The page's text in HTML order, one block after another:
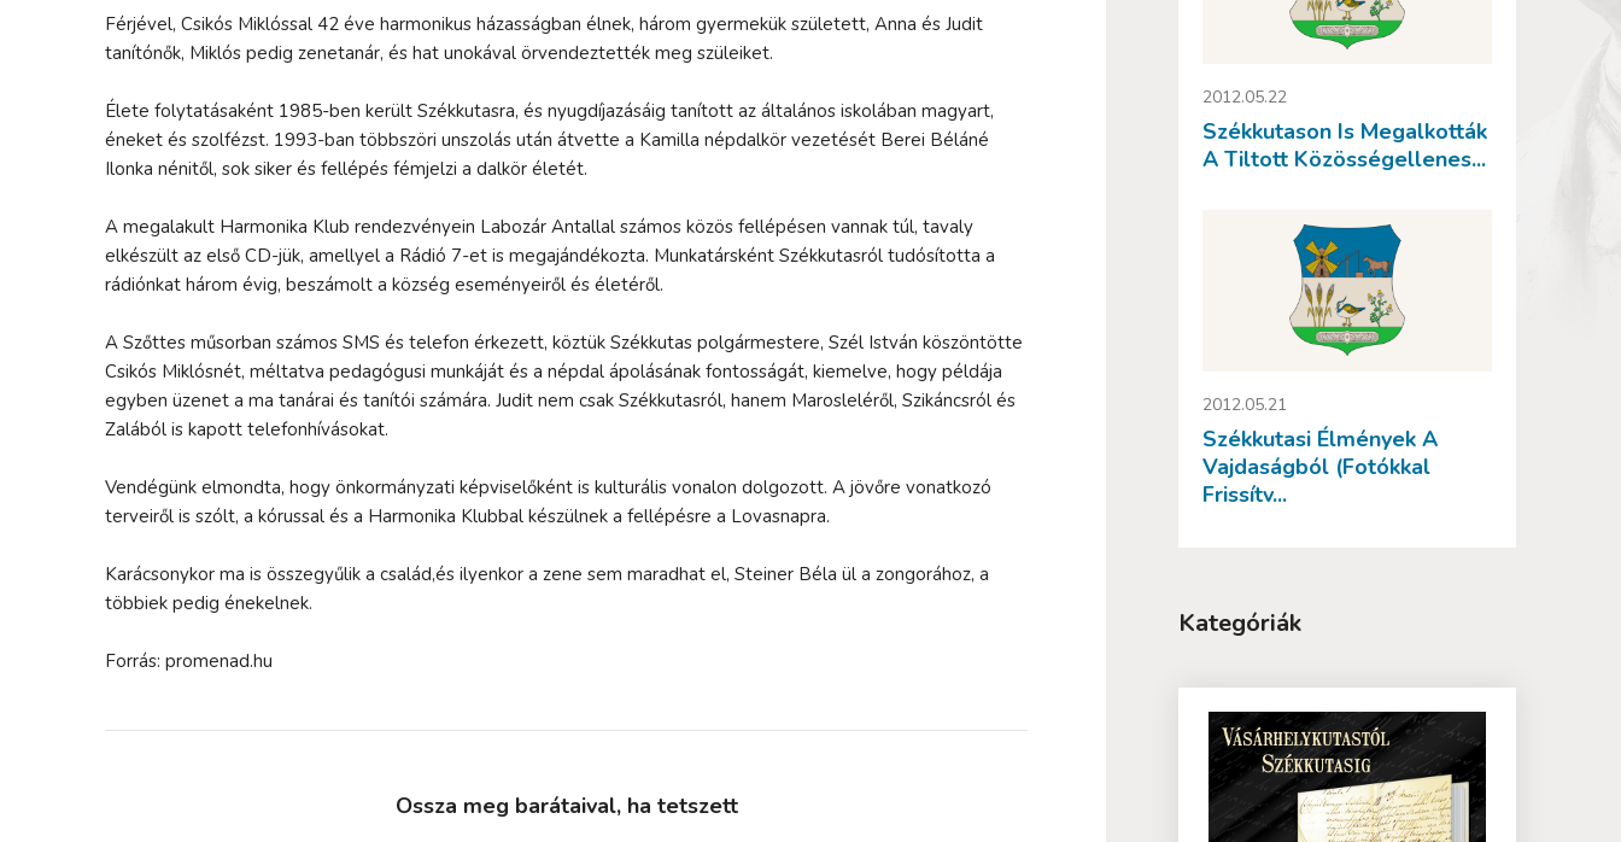
Férjével, Csikós Miklóssal 42 éve harmonikus házasságban élnek, három gyermekük született, Anna és Judit
tanítónők, Miklós pedig zenetanár, és hat unokával örvendeztették meg szüleiket.
Élete folytatásaként 1985-ben került Székkutasra, és nyugdíjazásáig tanított az általános iskolában magyart,
éneket és szolfézst. 1993-ban többszöri unszolás után átvette a Kamilla népdalkör vezetését Berei Béláné
Ilonka nénitől, sok siker és fellépés fémjelzi a dalkör életét.
A megalakult Harmonika Klub rendezvényein Labozár Antallal számos közös fellépésen vannak túl, tavaly
elkészült az első CD-jük, amellyel a Rádió 7-et is megajándékozta. Munkatársként Székkutasról tudósította a
rádiónkat három évig, beszámolt a község eseményeiről és életéről.
A Szőttes műsorban számos SMS és telefon érkezett, köztük Székkutas polgármestere, Szél István köszöntötte
Csikós Miklósnét, méltatva pedagógusi munkáját és a népdal ápolásának fontosságát, kiemelve, hogy példája
egyben üzenet a ma tanárai és tanítói számára. Judit nem csak Székkutasról, hanem Marosleléről, Szikáncsról és
Zalából is kapott telefonhívásokat.
Vendégünk elmondta, hogy önkormányzati képviselőként is kulturális vonalon dolgozott. A jövőre vonatkozó
terveiről is szólt, a kórussal és a Harmonika Klubbal készülnek a fellépésre a Lovasnapra.
Karácsonykor ma is összegyűlik a család,és ilyenkor a zene sem maradhat el, Steiner Béla ül a zongorához, a
többiek pedig énekelnek.
Forrás: promenad.hu
Ossza meg barátaival, ha tetszett
2012.05.22
Székkutason Is Megalkották
A Tiltott Közösségellenes...
2012.05.21
Székkutasi Élmények A
Vajdaságból (fotókkal
Frissítv...
Kategóriák